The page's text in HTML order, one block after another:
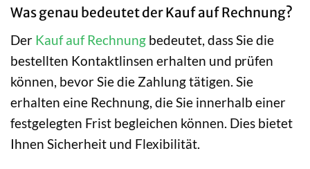
Was genau bedeutet der Kauf auf Rechnung?
Der Kauf auf Rechnung bedeutet, dass Sie die
bestellten Kontaktlinsen erhalten und prüfen
können, bevor Sie die Zahlung tätigen. Sie
erhalten eine Rechnung, die Sie innerhalb einer
festgelegten Frist begleichen können. Dies bietet
Ihnen Sicherheit und Flexibilität.